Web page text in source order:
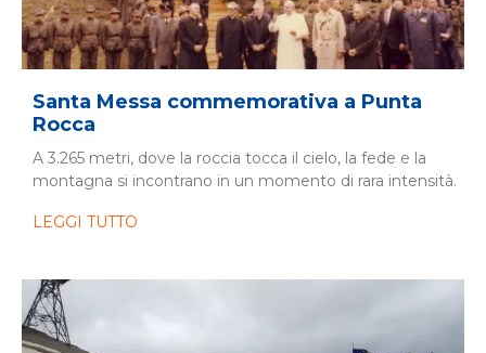
Santa Messa commemorativa a Punta
Rocca
A 3.265 metri, dove la roccia tocca il cielo, la fede e la
montagna si incontrano in un momento di rara intensità.
LEGGI TUTTO